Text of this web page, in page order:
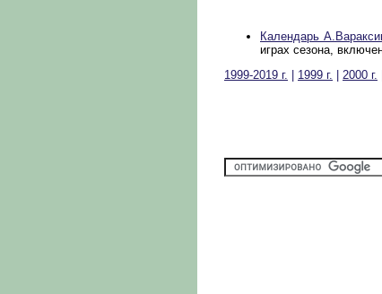
Календарь
играх сезона,
1999-2019 г.
1999 г. 2000 г.